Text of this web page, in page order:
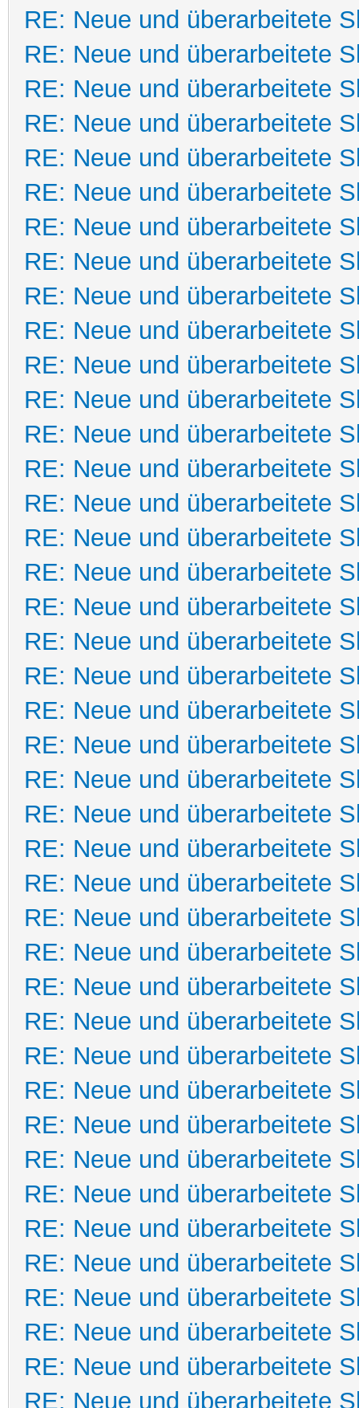
RE: Neue und überarbeitete
RE: Neue und überarbeitete
RE: Neue und überarbeitete
RE: Neue und überarbeitete
RE: Neue und überarbeitete
RE: Neue und überarbeitete
RE: Neue und überarbeitete
RE: Neue und überarbeitete
RE: Neue und überarbeitete
RE: Neue und überarbeitete
RE: Neue und überarbeitete
RE: Neue und überarbeitete
RE: Neue und überarbeitete
RE: Neue und überarbeitete
RE: Neue und überarbeitete
RE: Neue und überarbeitete
RE: Neue und überarbeitete
RE: Neue und überarbeitete
RE: Neue und überarbeitete
RE: Neue und überarbeitete
RE: Neue und überarbeitete
RE: Neue und überarbeitete
RE: Neue und überarbeitete
RE: Neue und überarbeitete
RE: Neue und überarbeitete
RE: Neue und überarbeitete
RE: Neue und überarbeitete
RE: Neue und überarbeitete
RE: Neue und überarbeitete
RE: Neue und überarbeitete
RE: Neue und überarbeitete
RE: Neue und überarbeitete
RE: Neue und überarbeitete
RE: Neue und überarbeitete
RE: Neue und überarbeitete
RE: Neue und überarbeitete
RE: Neue und überarbeitete
RE: Neue und überarbeitete
RE: Neue und überarbeitete
RE: Neue und überarbeitete
RE: Neue und überarbeitete